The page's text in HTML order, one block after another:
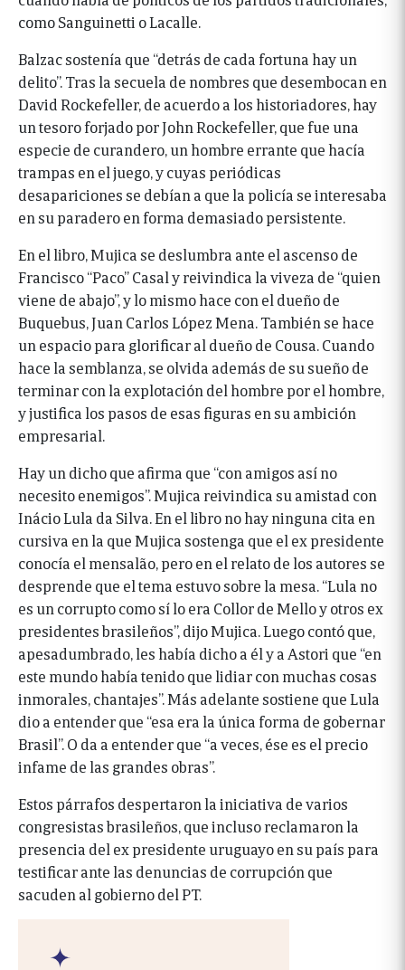
como Sanguinetti o Lacalle.
Balzac sostenía que “detrás de cada fortuna hay un
delito”. Tras la secuela de nombres que desembocan en
David Rockefeller, de acuerdo a los historiadores, hay
un tesoro forjado por John Rockefeller, que fue una
especie de curandero, un hombre errante que hacía
trampas en el juego, y cuyas periódicas
desapariciones se debían a que la policía se interesaba
en su paradero en forma demasiado persistente.
En el libro, Mujica se deslumbra ante el ascenso de
Francisco “Paco” Casal y reivindica la viveza de “quien
viene de abajo”, y lo mismo hace con el dueño de
Buquebus, Juan Carlos López Mena. También se hace
un espacio para glorificar al dueño de Cousa. Cuando
hace la semblanza, se olvida además de su sueño de
terminar con la explotación del hombre por el hombre,
y justifica los pasos de esas figuras en su ambición
empresarial.
Hay un dicho que afirma que “con amigos así no
necesito enemigos”. Mujica reivindica su amistad con
Inácio Lula da Silva. En el libro no hay ninguna cita en
cursiva en la que Mujica sostenga que el ex presidente
conocía el mensalão, pero en el relato de los autores se
desprende que el tema estuvo sobre la mesa. “Lula no
es un corrupto como sí lo era Collor de Mello y otros ex
presidentes brasileños”, dijo Mujica. Luego contó que,
apesadumbrado, les había dicho a él y a Astori que “en
este mundo había tenido que lidiar con muchas cosas
inmorales, chantajes”. Más adelante sostiene que Lula
dio a entender que “esa era la única forma de gobernar
Brasil”. O da a entender que “a veces, ése es el precio
infame de las grandes obras”.
Estos párrafos despertaron la iniciativa de varios
congresistas brasileños, que incluso reclamaron la
presencia del ex presidente uruguayo en su país para
testificar ante las denuncias de corrupción que
sacuden al gobierno del PT.